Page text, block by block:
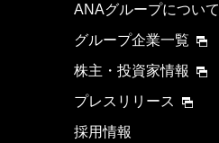
ANAグループについて
グループ企業一覧
株主・投資家情報
プレスリリース
採用情報